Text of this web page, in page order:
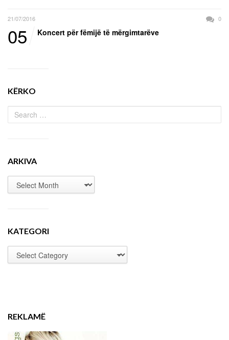
21/07/2016 0
05 Koncert për fëmijë të mërgimtarëve
KËRKO
ARKIVA
KATEGORI
REKLAMË